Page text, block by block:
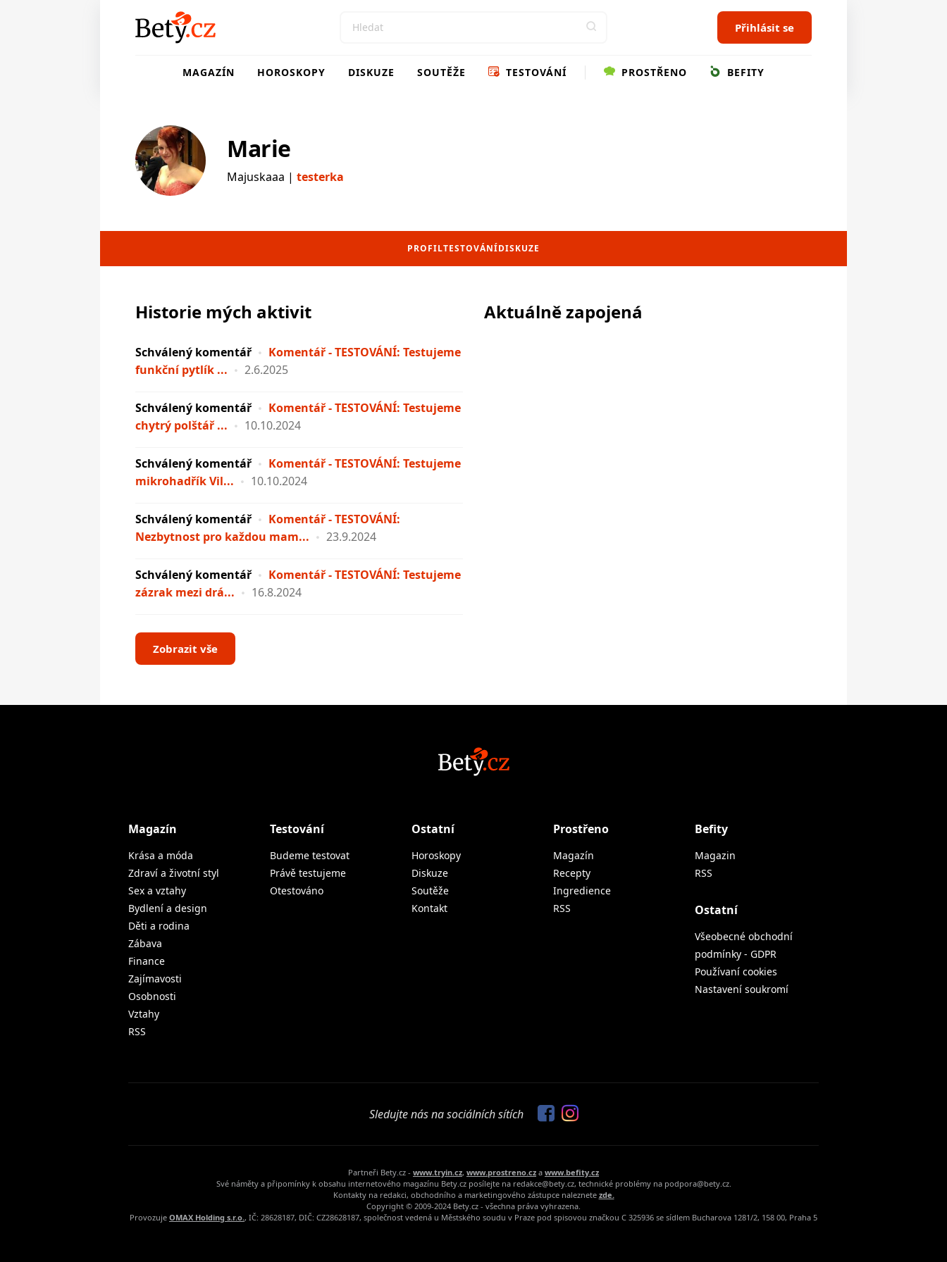
Přihlásit se
MAGAZÍN HOROSKOPY DISKUZE SOUTĚŽE TESTOVÁNÍ PROSTŘENO BEFITY
Marie
Majuskaaa | testerka
PROFILTESTOVÁNÍDISKUZE
Historie mých aktivit
Schválený komentář
Komentář - TESTOVÁNÍ: Testujeme
funkční pytlík ...
2.6.2025
Schválený komentář
Komentář - TESTOVÁNÍ: Testujeme
chytrý polštář ...
10.10.2024
Schválený komentář
Komentář - TESTOVÁNÍ: Testujeme
mikrohadřík Vil...
10.10.2024
Schválený komentář
Komentář - TESTOVÁNÍ:
Nezbytnost pro každou mam...
23.9.2024
Schválený komentář
Komentář - TESTOVÁNÍ: Testujeme
zázrak mezi drá...
16.8.2024
Zobrazit vše
Aktuálně zapojená
Magazín
Krása a móda
Zdraví a životní styl
Sex a vztahy
Bydlení a design
Děti a rodina
Zábava
Finance
Zajímavosti
Osobnosti
Vztahy
RSS
Testování
Budeme testovat
Právě testujeme
Otestováno
Ostatní
Horoskopy
Diskuze
Soutěže
Kontakt
Prostřeno
Magazín
Recepty
Ingredience
RSS
Befity
Magazin
RSS
Ostatní
Všeobecné obchodní
podmínky - GDPR
Používaní cookies
Nastavení soukromí
Sledujte nás na sociálních sítích
Partneři Bety.cz - www.tryin.cz, www.prostreno.cz a www.befity.cz
Své náměty a připomínky k obsahu internetového magazínu Bety.cz posílejte na redakce@bety.cz, technické problémy na podpora@bety.cz.
Kontakty na redakci, obchodního a marketingového zástupce naleznete zde.
Copyright © 2009-2024 Bety.cz - všechna práva vyhrazena.
Provozuje OMAX Holding s.r.o., IČ: 28628187, DIČ: CZ28628187, společnost vedená u Městského soudu v Praze pod spisovou značkou C 325936 se sídlem Bucharova 1281/2, 158 00, Praha 5